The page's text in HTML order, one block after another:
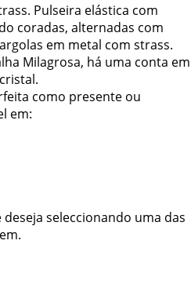
Pulseira elástica com
coradas, alternadas com
em metal com strass.
Milagrosa, há uma conta em
como presente ou
em:
seleccionando uma das